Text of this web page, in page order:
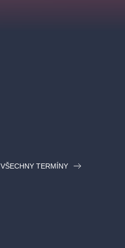
VŠECHNY TERMÍNY